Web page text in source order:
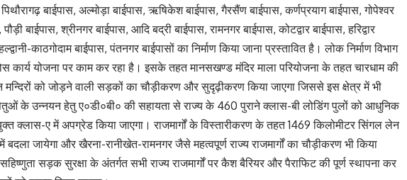
पिथौरागढ़ बाईपास, अल्मोड़ा बाईपास, ऋषिकेश बाईपास, गैरसैंण बाईपास, कर्णप्रयाग बाईपास, गोपेश्वर
बाईपास, श्रीनगर बाईपास, आदि बद्री बाईपास, रामनगर बाईपास, कोटद्वार बाईपास, हरिद्वार
काठगोदाम बाईपास, पंतनगर बाईपासों का निर्माण किया जाना प्रस्तावित है। लोक निर्माण विभाग
योजना पर काम कर रहा है। इसके तहत मानसखण्ड मंदिर माला परियोजना के तहत चारधाम की
मन्दिरों को जोड़ने वाली सड़कों का चौड़ीकरण और सुदृढ़ीकरण किया जाएगा जिससे इस क्षेत्र में भी
के उन्नयन हेतु ए०डी०बी० की सहायता से राज्य के 460 पुराने क्लास-बी लोडिंग पुलों को आधुनिक
क्लास-ए में अपग्रेड किया जाएगा। राजमार्गों के विस्तारीकरण के तहत 1469 किलोमीटर सिंगल लेन
में बदला जायेगा और खैरना-रानीखेत-रामनगर जैसे महत्वपूर्ण राज्य राजमार्गों का चौड़ीकरण भी किया
सड़क सुरक्षा के अंतर्गत सभी राज्य राजमार्गों पर कैश बैरियर और पैराफिट की पूर्ण स्थापना कर